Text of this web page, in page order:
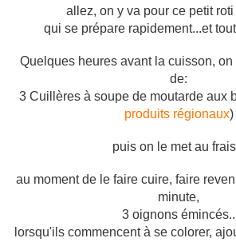
allez, on y va pour ce petit
qui se prépare rapidement...et
Quelques heures avant la cuisson,
de:
3 Cuillères à soupe de moutarde aux
produits régionaux)
puis on le met au
au moment de le faire cuire, faire
minute,
3 oignons émincés..
lorsqu'ils commencent à se colorer,